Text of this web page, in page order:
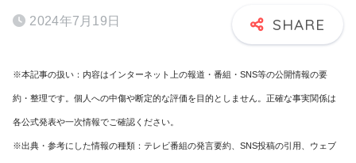
2024年7月19日
※本記事の扱い：内容はインターネット上の報道・番組・SNS等の公開情報の要
約・整理です。個人への中傷や断定的な評価を目的としません。正確な事実関係は
各公式発表や一次情報でご確認ください。
※出典・参考にした情報の種類：テレビ番組の発言要約、SNS投稿の引用、ウェブ